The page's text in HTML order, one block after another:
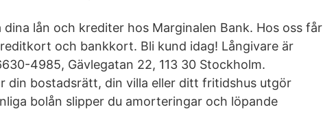
dina lån och krediter hos Marginalen Bank. Hos oss får
och bankkort. Bli kund idag! Långivare är
4985, Gävlegatan 22, 113 30 Stockholm.
din bostadsrätt, din villa eller ditt fritidshus utgör
bolån slipper du amorteringar och löpande